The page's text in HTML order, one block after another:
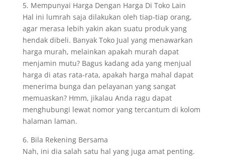
5. Mempunyai Harga Dengan Harga Di Toko Lain
Hal ini lumrah saja dilakukan oleh tiap-tiap orang,
agar merasa lebih yakin akan suatu produk yang
hendak dibeli. Banyak Toko Jual yang menawarkan
harga murah, melainkan apakah murah dapat
menjamin mutu? Bagus kadang ada yang menjual
harga di atas rata-rata, apakah harga mahal dapat
menerima bunga dan pelayanan yang sangat
memuaskan? Hmm, jikalau Anda ragu dapat
menghubungi lewat nomor yang tercantum di kolom
halaman laman.
6. Bila Rekening Bersama
Nah, ini dia salah satu hal yang juga amat penting.